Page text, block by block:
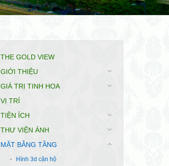
THE GOLD VIEW
GIỚI THIỆU
GIÁ TRỊ TINH HOA
VỊ TRÍ
TIỆN ÍCH
THƯ VIỆN ẢNH
MẶT BẰNG TẦNG
Hình 3d căn hộ